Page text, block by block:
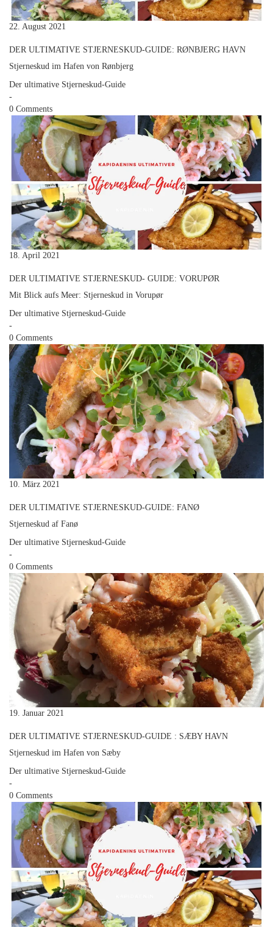
22. August 2021
DER ULTIMATIVE STJERNESKUD-GUIDE: RØNBJERG HAVN
Stjerneskud im Hafen von Rønbjerg
Der ultimative Stjerneskud-Guide
-
0 Comments
18. April 2021
DER ULTIMATIVE STJERNESKUD- GUIDE: VORUPØR
Mit Blick aufs Meer: Stjerneskud in Vorupør
Der ultimative Stjerneskud-Guide
-
0 Comments
10. März 2021
DER ULTIMATIVE STJERNESKUD-GUIDE: FANØ
Stjerneskud af Fanø
Der ultimative Stjerneskud-Guide
-
0 Comments
19. Januar 2021
DER ULTIMATIVE STJERNESKUD-GUIDE : SÆBY HAVN
Stjerneskud im Hafen von Sæby
Der ultimative Stjerneskud-Guide
-
0 Comments